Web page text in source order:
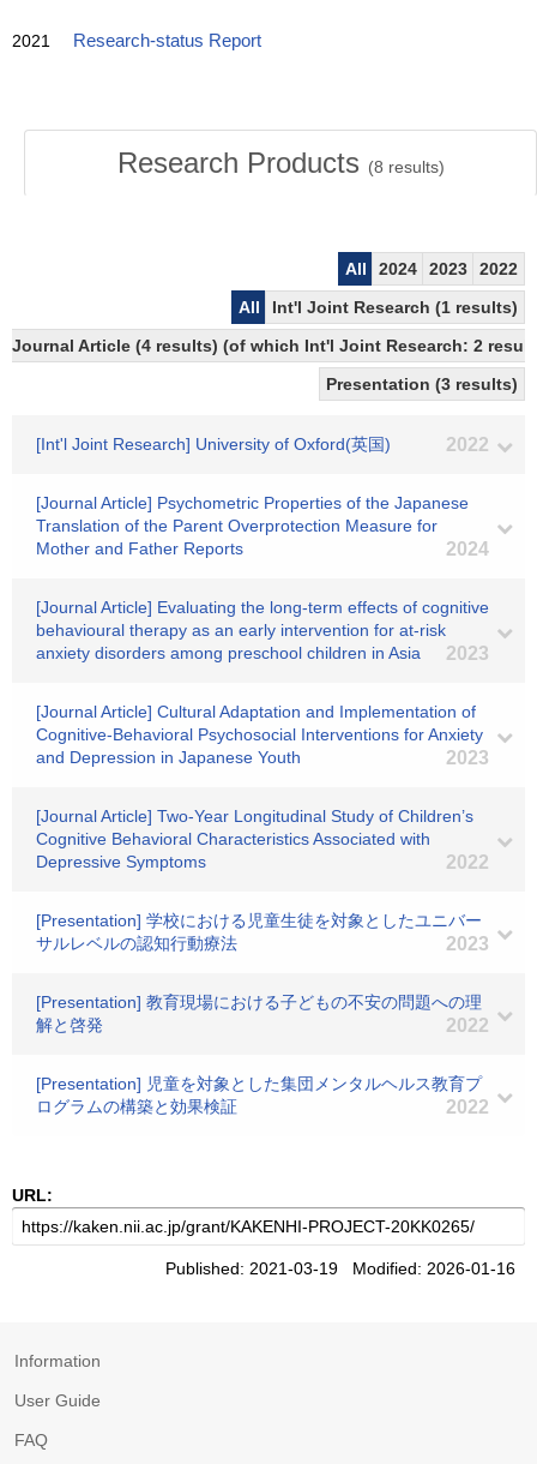
2021 Research-status Report
Research Products (8 results)
All 2024 2023
2022
All
Int'l Joint Research (1 results)
Journal Article (4 results) (of which Int'l Joint Research: 2
Presentation (3 results)
[Int'l Joint Research] University of Oxford(英国) 2022
[Journal Article] Psychometric Properties of the Japanese
Translation of the Parent Overprotection Measure for
Mother and Father Reports
2024
[Journal Article] Evaluating the long-term effects of cognitive
behavioural therapy as an early intervention for at-risk
anxiety disorders among preschool children in Asia
2023
[Journal Article] Cultural Adaptation and Implementation of
Cognitive-Behavioral Psychosocial Interventions for Anxiety
and Depression in Japanese Youth
2023
[Journal Article] Two-Year Longitudinal Study of Children’s
Cognitive Behavioral Characteristics Associated with
Depressive Symptoms
2022
[Presentation] 学校における児童生徒を対象としたユニバー
サルレベルの認知行動療法
2023
[Presentation] 教育現場における子どもの不安の問題への理
解と啓発
2022
[Presentation] 児童を対象とした集団メンタルヘルス教育プ
ログラムの構築と効果検証
2022
URL:
Published: 2021-03-19 Modified: 2026-01-16
Information
User Guide
FAQ